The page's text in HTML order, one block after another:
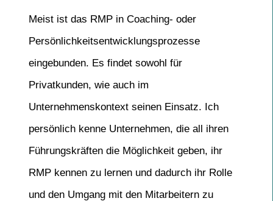
Meist ist das RMP in Coaching- oder
Persönlichkeitsentwicklungsprozesse
eingebunden. Es findet sowohl für
Privatkunden, wie auch im
Unternehmenskontext seinen Einsatz. Ich
persönlich kenne Unternehmen, die all ihren
Führungskräften die Möglichkeit geben, ihr
RMP kennen zu lernen und dadurch ihr Rolle
und den Umgang mit den Mitarbeitern zu